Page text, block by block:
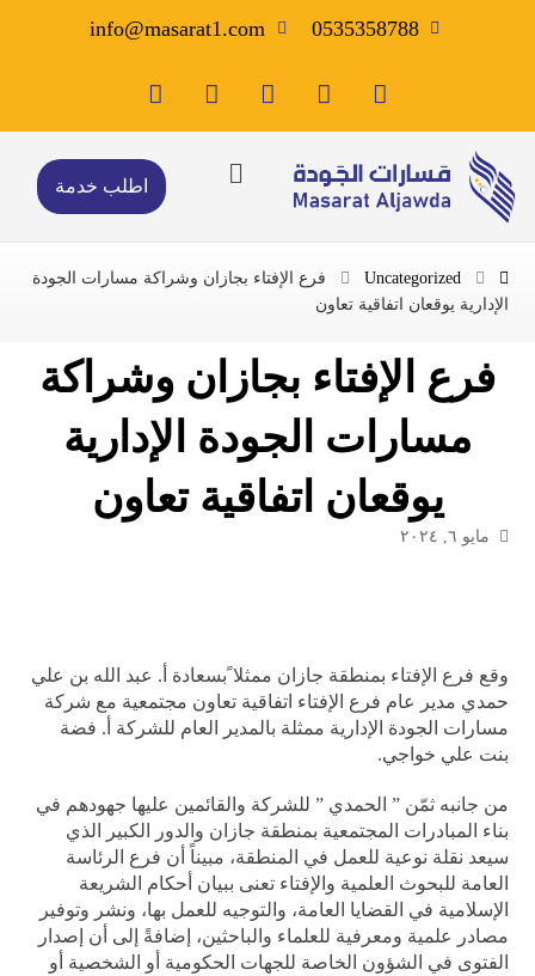
0535358788
info@masarat1.com
اطلب خدمة
Uncategorized
فرع الإفتاء بجازان وشراكة مسارات الجودة
الإدارية يوقعان اتفاقية تعاون
فرع الإفتاء بجازان وشراكة
مسارات الجودة الإدارية
يوقعان اتفاقية تعاون
مايو ٦, ٢٠٢٤
وقع فرع الإفتاء بمنطقة جازان ممثلا ًبسعادة أ. عبد الله بن علي
حمدي مدير عام فرع الإفتاء اتفاقية تعاون مجتمعية مع شركة
مسارات الجودة الإدارية ممثلة بالمدير العام للشركة أ. فضة
بنت علي خواجي.
من جانبه ثمّن ” الحمدي ” للشركة والقائمين عليها جهودهم في
بناء المبادرات المجتمعية بمنطقة جازان والدور الكبير الذي
سيعد نقلة نوعية للعمل في المنطقة، مبيناً أن فرع الرئاسة
العامة للبحوث العلمية والإفتاء تعنى ببيان أحكام الشريعة
الإسلامية في القضايا العامة، والتوجيه للعمل بها، ونشر وتوفير
مصادر علمية ومعرفية للعلماء والباحثين، إضافةً إلى أن إصدار
الفتوى في الشؤون الخاصة للجهات الحكومية أو الشخصية أو